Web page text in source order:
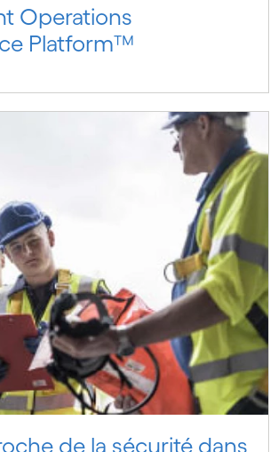
Operations
Platform™
de la sécurité dans